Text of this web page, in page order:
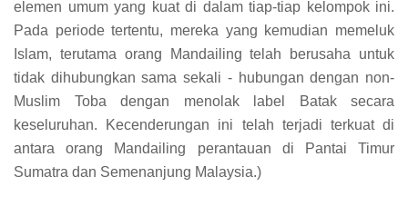
elemen umum yang kuat di dalam tiap-tiap kelompok ini.
Pada periode tertentu, mereka yang kemudian memeluk
Islam, terutama orang Mandailing telah berusaha untuk
tidak dihubungkan sama sekali - hubungan dengan non-
Muslim Toba dengan menolak label Batak secara
keseluruhan. Kecenderungan ini telah terjadi terkuat di
antara orang Mandailing perantauan di Pantai Timur
Sumatra dan Semenanjung Malaysia.)